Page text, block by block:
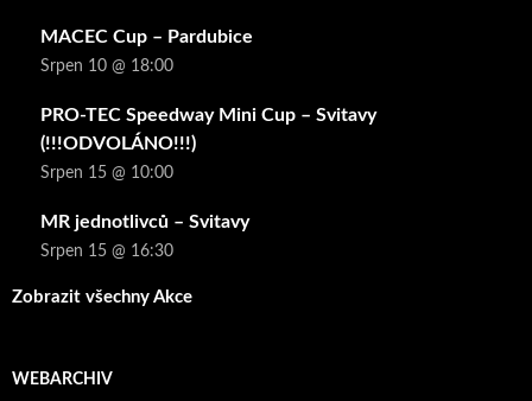
MACEC Cup – Pardubice
Srpen 10 @ 18:00
PRO-TEC Speedway Mini Cup – Svitavy
(!!!ODVOLÁNO!!!)
Srpen 15 @ 10:00
MR jednotlivců – Svitavy
Srpen 15 @ 16:30
Zobrazit všechny Akce
WEBARCHIV